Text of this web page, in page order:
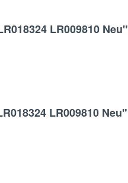
LR009810 Neu"
LR009810 Neu"